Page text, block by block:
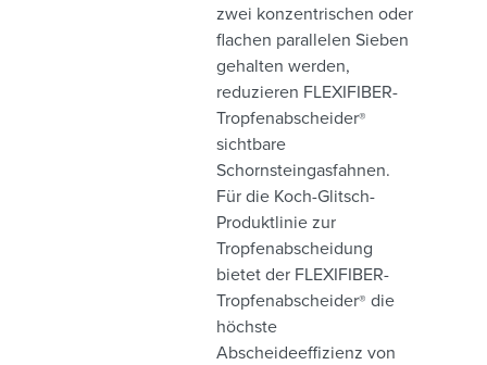
zwei konzentrischen oder
flachen parallelen Sieben
gehalten werden,
reduzieren FLEXIFIBER-
Tropfenabscheider®
sichtbare
Schornsteingasfahnen.
Für die Koch-Glitsch-
Produktlinie zur
Tropfenabscheidung
bietet der FLEXIFIBER-
Tropfenabscheider® die
höchste
Abscheideeffizienz von